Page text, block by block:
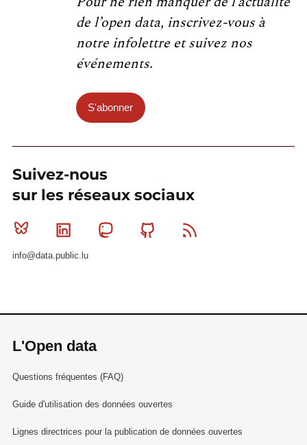
de l’open data, inscrivez-vous à
notre infolettre et suivez nos
événements.
S'abonner
Suivez-nous
sur les réseaux sociaux
Bluesky Linkedin MastodonGithub
info@data.public.lu
L'Open data
Questions fréquentes (FAQ)
Guide d'utilisation des données ouvertes
Lignes directrices pour la publication de données ouvertes